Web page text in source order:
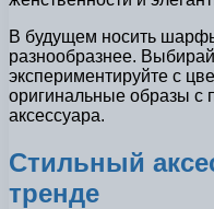
В будущем носить
разнообразнее.
экспериментируйте с
оригинальные образы с
аксессуара.
Стильный
тренде